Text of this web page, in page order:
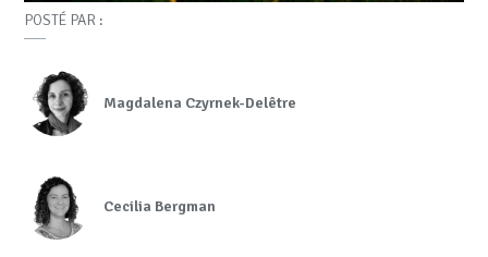
POSTÉ PAR :
Magdalena Czyrnek-Delêtre
Cecilia Bergman